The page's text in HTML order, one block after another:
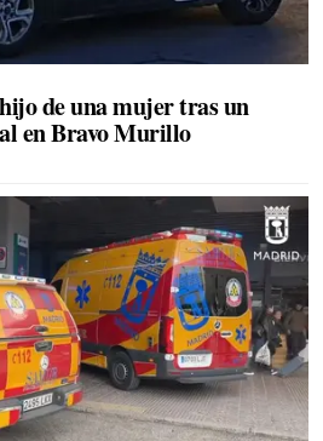
de una mujer tras un
en Bravo Murillo